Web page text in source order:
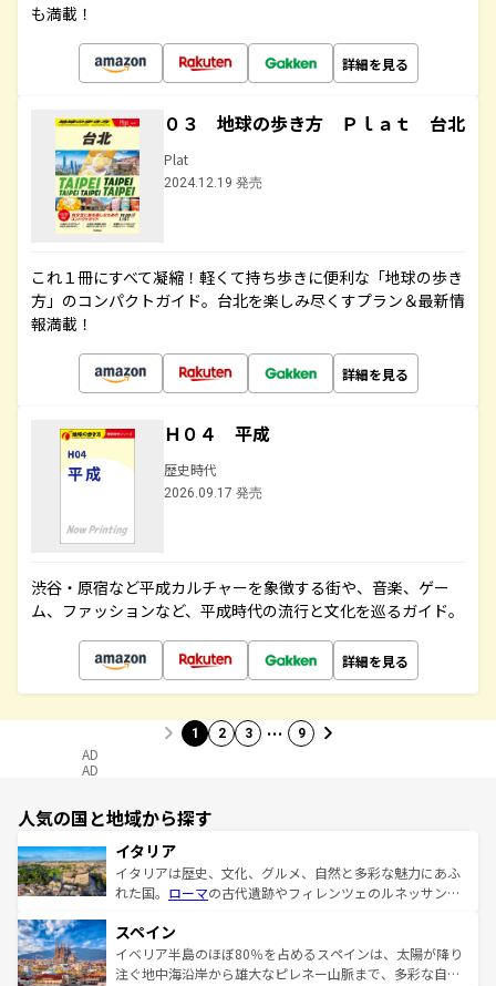
も満載！
詳細を見る
０３ 地球の歩き方 Ｐｌａｔ 台北
Plat
2024.12.19 発売
これ１冊にすべて凝縮！軽くて持ち歩きに便利な「地球の歩き
方」のコンパクトガイド。台北を楽しみ尽くすプラン＆最新情
報満載！
詳細を見る
Ｈ０４ 平成
歴史時代
2026.09.17 発売
渋谷・原宿など平成カルチャーを象徴する街や、音楽、ゲー
ム、ファッションなど、平成時代の流行と文化を巡るガイド。
詳細を見る
1 2 3 … 9
AD
AD
人気の国と地域から探す
イタリア
イタリアは歴史、文化、グルメ、自然と多彩な魅力にあふ
れた国。 ローマの古代遺跡やフィレンツェのルネッサンス
ろん、トスカーナの美しい田園風景やアマルフィ海岸の絶
景など、自然景観も見逃せない。観光の合間には、本場の
ピザやパスタなど、絶品のイタリア料理を堪能することも
スペイン
イベリア半島のほぼ80％を占めるスペインは、太陽が降り
注ぐ地中海沿岸から雄大なピレネー山脈まで、多彩な自然